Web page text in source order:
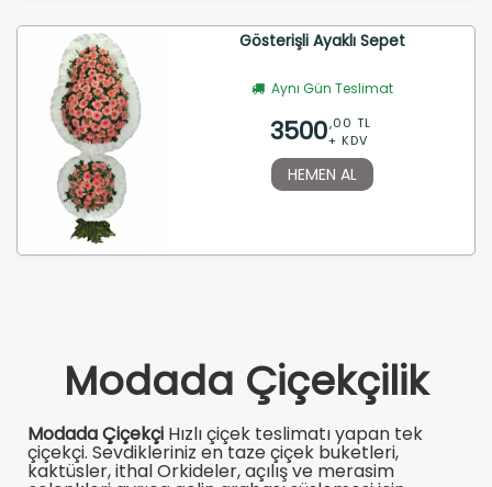
Gösterişli Ayaklı Sepet
Aynı Gün Teslimat
3500,00 TL
+ KDV
HEMEN AL
Modada Çiçekçilik
Modada Çiçekçi Hızlı çiçek teslimatı yapan tek
çiçekçi. Sevdikleriniz en taze çiçek buketleri,
kaktüsler, ithal Orkideler, açılış ve merasim